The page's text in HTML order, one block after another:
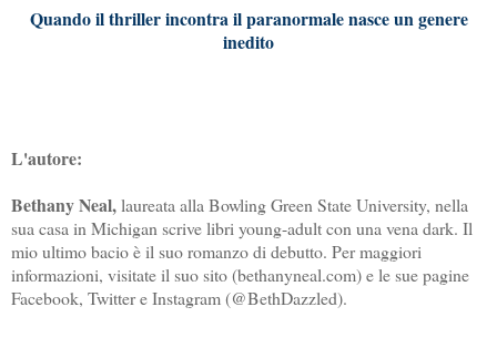
Quando il thriller incontra il paranormale nasce un genere
inedito
L'autore:
Bethany Neal,laureata alla Bowling Green State University, nella
sua casa in Michigan scrive libri young-adult con una vena dark. Il
mio ultimo bacio è il suo romanzo di debutto. Per maggiori
informazioni, visitate il suo sito (bethanyneal.com) e le sue pagine
Facebook, Twitter e Instagram (@BethDazzled).